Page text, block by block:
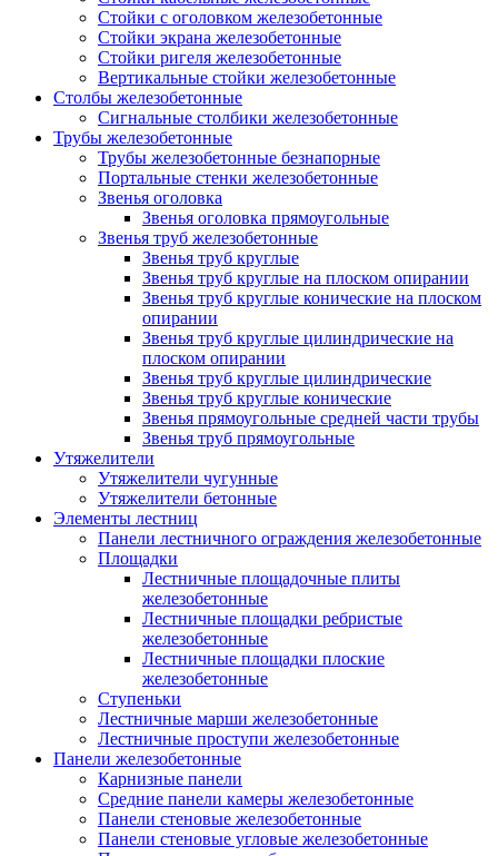
Стойки с оголовком железобетонные
Стойки экрана железобетонные
Стойки ригеля железобетонные
Вертикальные стойки железобетонные
Столбы железобетонные
Сигнальные столбики железобетонные
Трубы железобетонные
Трубы железобетонные безнапорные
Портальные стенки железобетонные
Звенья оголовка
Звенья оголовка прямоугольные
Звенья труб железобетонные
Звенья труб круглые
Звенья труб круглые на плоском опирании
Звенья труб круглые конические на плоском
опирании
Звенья труб круглые цилиндрические на
плоском опирании
Звенья труб круглые цилиндрические
Звенья труб круглые конические
Звенья прямоугольные средней части трубы
Звенья труб прямоугольные
Утяжелители
Утяжелители чугунные
Утяжелители бетонные
Элементы лестниц
Панели лестничного ограждения железобетонные
Площадки
Лестничные площадочные плиты
железобетонные
Лестничные площадки ребристые
железобетонные
Лестничные площадки плоские
железобетонные
Ступеньки
Лестничные марши железобетонные
Лестничные проступи железобетонные
Панели железобетонные
Карнизные панели
Средние панели камеры железобетонные
Панели стеновые железобетонные
Панели стеновые угловые железобетонные